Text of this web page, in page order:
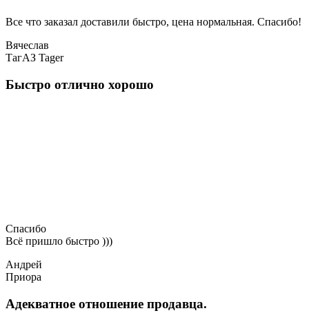
Все что заказал доставили быстро, цена нормальная. Спасибо!
Вячеслав
ТагАЗ Tager
Быстро отлично хорошо
Спасибо
Всё пришло быстро )))
Андрей
Приора
Адекватное отношение продавца.